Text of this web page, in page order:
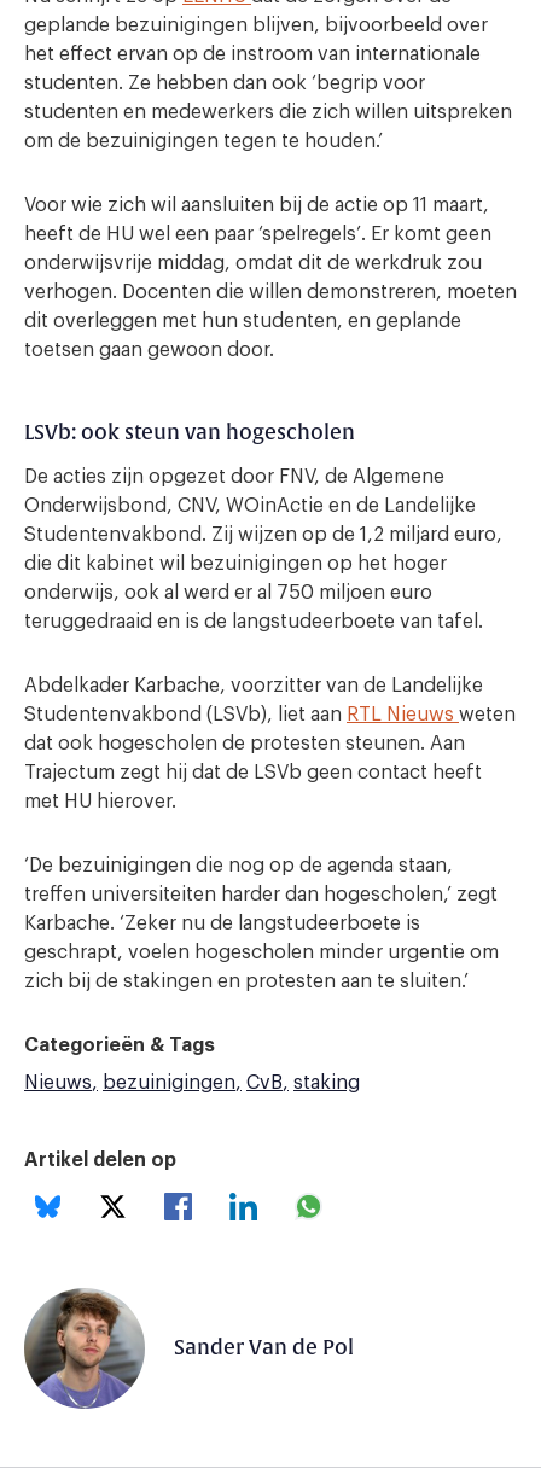
geplande bezuinigingen blijven, bijvoorbeeld over
het effect ervan op de instroom van internationale
studenten. Ze hebben dan ook ‘begrip voor
studenten en medewerkers die zich willen uitspreken
om de bezuinigingen tegen te houden.’
Voor wie zich wil aansluiten bij de actie op 11 maart,
heeft de HU wel een paar ‘spelregels’. Er komt geen
onderwijsvrije middag, omdat dit de werkdruk zou
verhogen. Docenten die willen demonstreren, moeten
dit overleggen met hun studenten, en geplande
toetsen gaan gewoon door.
LSVb: ook steun van hogescholen
De acties zijn opgezet door FNV, de Algemene
Onderwijsbond, CNV, WOinActie en de Landelijke
Studentenvakbond. Zij wijzen op de 1,2 miljard euro,
die dit kabinet wil bezuinigingen op het hoger
onderwijs, ook al werd er al 750 miljoen euro
teruggedraaid en is de langstudeerboete van tafel.
Abdelkader Karbache, voorzitter van de Landelijke
Studentenvakbond (LSVb), liet aan RTL Nieuws weten
dat ook hogescholen de protesten steunen. Aan
Trajectum zegt hij dat de LSVb geen contact heeft
met HU hierover.
‘De bezuinigingen die nog op de agenda staan,
treffen universiteiten harder dan hogescholen,’ zegt
Karbache. ‘Zeker nu de langstudeerboete is
geschrapt, voelen hogescholen minder urgentie om
zich bij de stakingen en protesten aan te sluiten.’
Categorieën & Tags
Nieuws
bezuinigingen CvB staking
Artikel delen op
Sander Van de Pol